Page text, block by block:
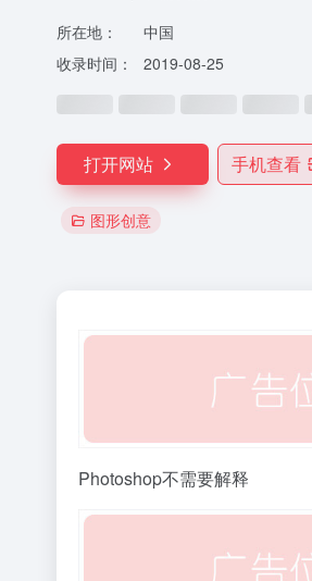
所在地：
中国
收录时间：
2019-08-25
打开网站 手机查看
图形创意
Photoshop不需要解释